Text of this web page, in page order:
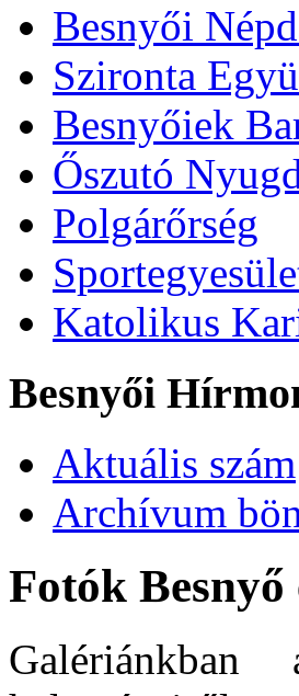
Besnyői
Szironta
Besnyőiek
Őszutó
Polgárőrség
Katolikus
Besnyői
Aktuális szám
Archívum
Fotók Besnyő
Galériánkban